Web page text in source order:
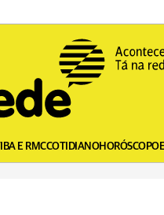
E RMCCOTIDIANOHORÓSCOPO